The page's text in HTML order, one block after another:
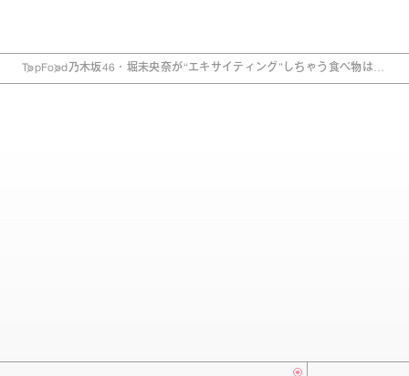
TopFood 乃木坂46・堀未央奈が“エキサイティング”しちゃう食べ物は…